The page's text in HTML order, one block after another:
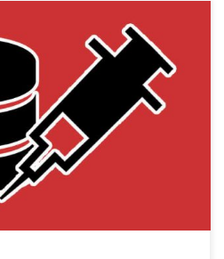
dall'SQL injection. Proteggi il
con i nostri consigli contro SQL